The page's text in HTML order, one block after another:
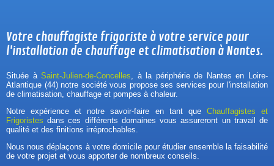
Votre chauffagiste frigoriste à votre service pour
l'installation de chauffage et climatisation à Nantes.
Située àSaint-Julien-de-Concelles, à la périphérie de Nantes en Loire-
Atlantique (44) notre société vous propose ses services pour l'installation
de climatisation, chauffage et pompes à chaleur.
Notre expérience et notre savoir-faire en tant que Chauffagistes et
Frigoristes dans ces différents domaines vous assureront un travail de
qualité et des finitions irréprochables.
Nous nous déplaçons à votre domicile pour étudier ensemble la faisabilité
de votre projet et vous apporter de nombreux conseils.